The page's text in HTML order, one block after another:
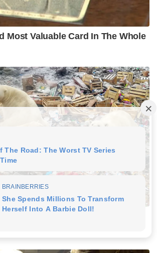
Most Valuable Card In The Whole
Upon The Most Terrifying